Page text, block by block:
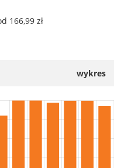
166,99 zł
wykres